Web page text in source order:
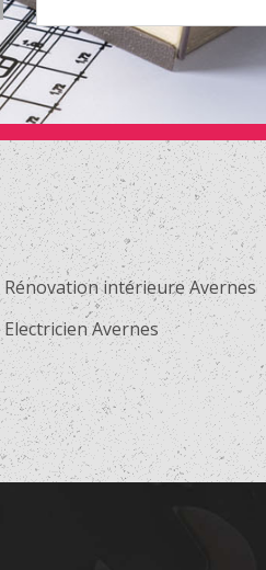
Rénovation intérieure Avernes
Electricien Avernes